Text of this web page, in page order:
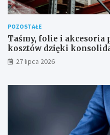
POZOSTAŁE
Taśmy, folie i akcesoria
kosztów dzięki
27 lipca 2026